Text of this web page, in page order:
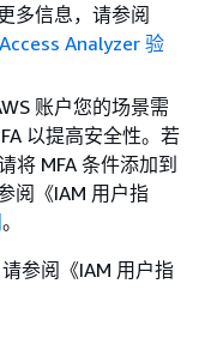
多信息，请参阅
Analyzer 验
账户您的场景需
以提高安全性。若
将 MFA 条件添加到
阅《IAM 用户指
。
参阅《IAM 用户指